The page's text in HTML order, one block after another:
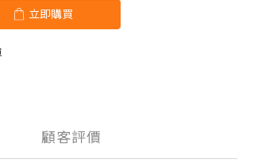
立即購買
顧客評價